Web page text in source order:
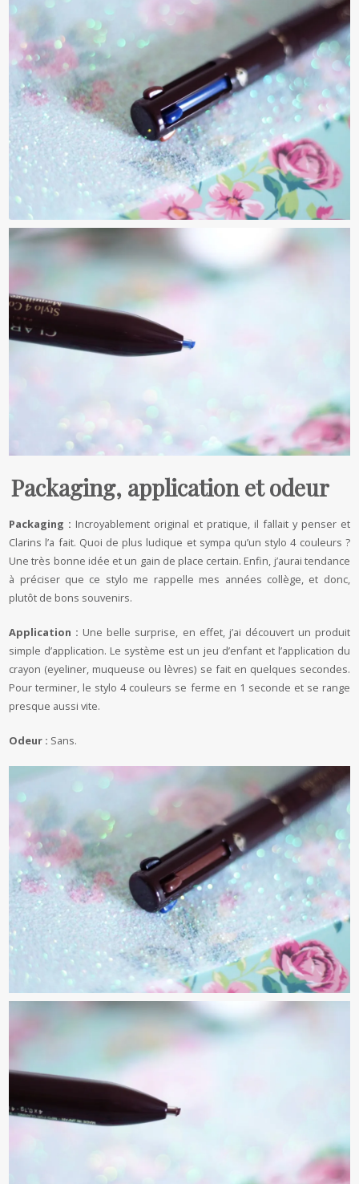
Packaging, application et odeur
Packaging : Incroyablement original et pratique, il fallait y penser et
Clarins l’a fait. Quoi de plus ludique et sympa qu’un stylo 4 couleurs ?
Une très bonne idée et un gain de place certain. Enfin, j’aurai tendance
à préciser que ce stylo me rappelle mes années collège, et donc,
plutôt de bons souvenirs.
Application : Une belle surprise, en effet, j’ai découvert un produit
simple d’application. Le système est un jeu d’enfant et l’application du
crayon (eyeliner, muqueuse ou lèvres) se fait en quelques secondes.
Pour terminer, le stylo 4 couleurs se ferme en 1 seconde et se range
presque aussi vite.
Odeur : Sans.